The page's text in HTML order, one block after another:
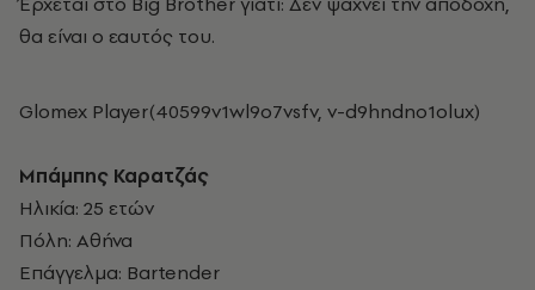
θα είναι ο εαυτός του.
Glomex Player(40599v1wl9o7vsfv, v-d9hndno1olux)
Μπάμπης Καρατζάς
Ηλικία: 25 ετών
Πόλη: Αθήνα
Επάγγελμα: Bartender